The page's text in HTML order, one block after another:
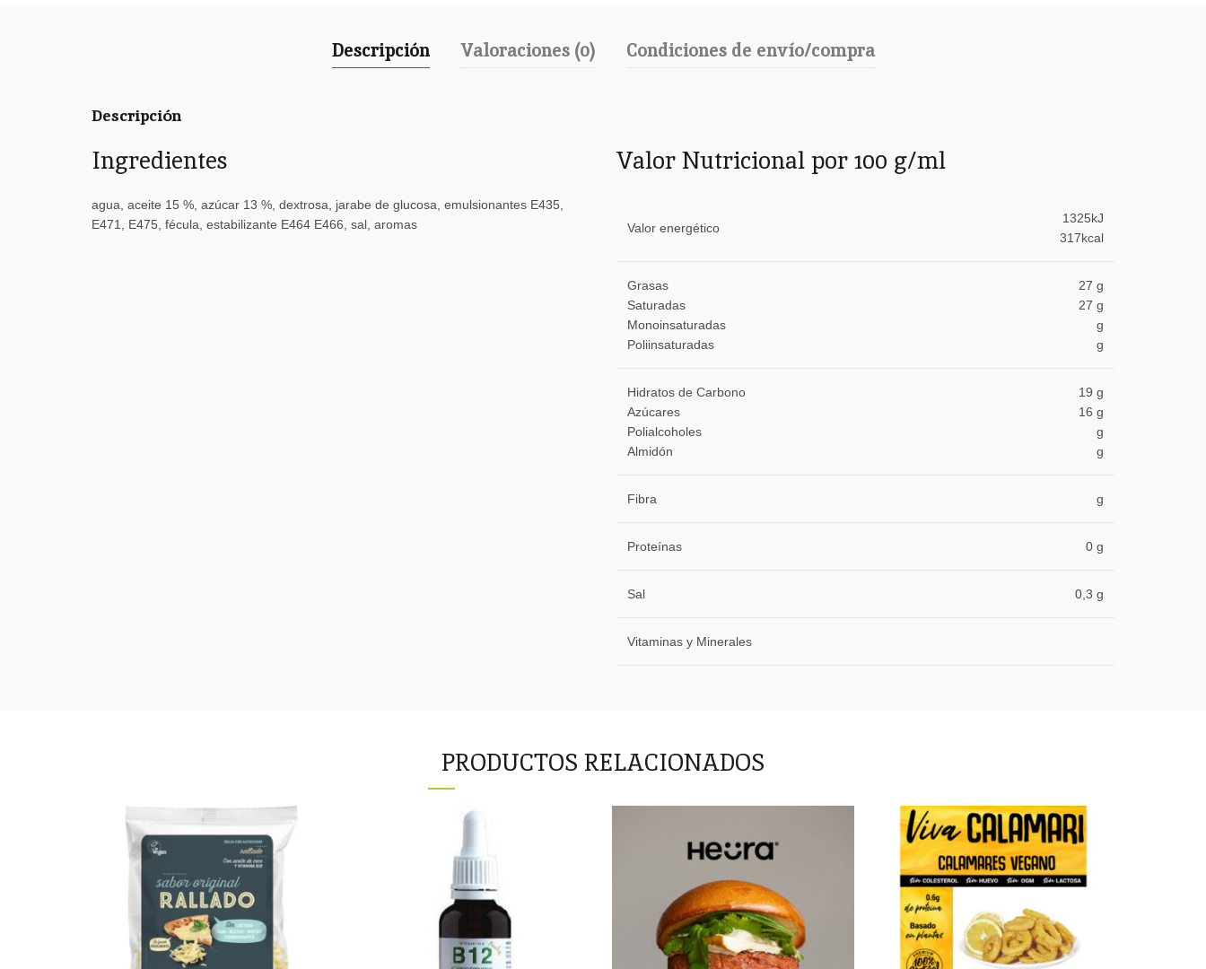
Descripción Valoraciones (0) Condiciones de envío/compra
Descripción
Ingredientes
agua, aceite 15 %, azúcar 13 %, dextrosa, jarabe de glucosa, emulsionantes E435,
E471, E475, fécula, estabilizante E464 E466, sal, aromas
Valor Nutricional por 100 g/ml
Valor energético
1325kJ
317kcal
Grasas
Saturadas
Monoinsaturadas
Poliinsaturadas
27 g
27 g
g
g
Hidratos de Carbono
Azúcares
Polialcoholes
Almidón
19 g
16 g
g
g
Fibra g
Proteínas 0 g
Sal 0,3 g
Vitaminas y Minerales
PRODUCTOS RELACIONADOS